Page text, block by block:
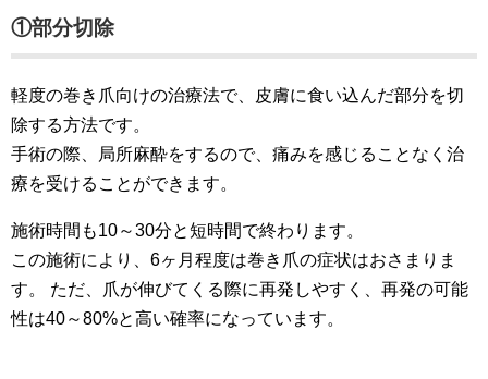
①部分切除
軽度の巻き爪向けの治療法で、皮膚に食い込んだ部分を切
除する方法です。
手術の際、局所麻酔をするので、痛みを感じることなく治
療を受けることができます。
施術時間も10～30分と短時間で終わります。
この施術により、6ヶ月程度は巻き爪の症状はおさまりま
す。 ただ、爪が伸びてくる際に再発しやすく、再発の可能
性は40～80%と高い確率になっています。